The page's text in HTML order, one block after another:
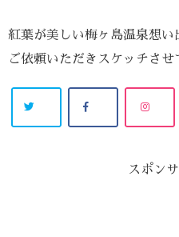
紅葉が美しい梅ヶ島温泉想い
ご依頼いただきスケッチさせ
スポン